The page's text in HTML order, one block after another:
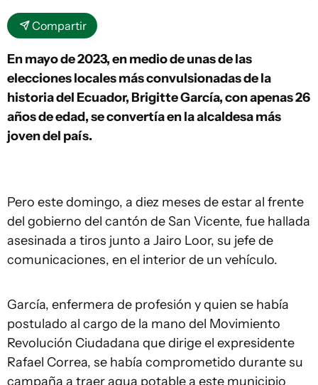
Compartir
En mayo de 2023, en medio de unas de las
elecciones locales más convulsionadas de la
historia del Ecuador, Brigitte García, con apenas 26
años de edad, se convertía en la alcaldesa más
joven del país.
Pero este domingo, a diez meses de estar al frente
del gobierno del cantón de San Vicente, fue hallada
asesinada a tiros junto a Jairo Loor, su jefe de
comunicaciones, en el interior de un vehículo.
García, enfermera de profesión y quien se había
postulado al cargo de la mano del Movimiento
Revolución Ciudadana que dirige el expresidente
Rafael Correa, se había comprometido durante su
campaña a traer agua potable a este municipio